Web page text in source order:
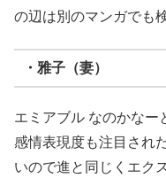
の辺は別のマンガでも
・雅子（妻）
エミアブル なのかなー
感情表現度も注目され
いので進と同じくエク